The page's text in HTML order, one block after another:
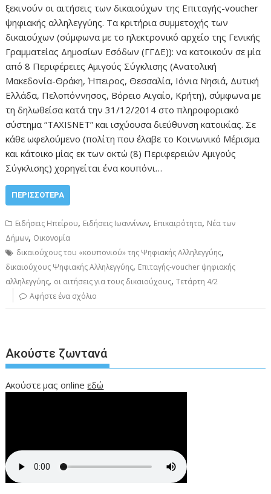
ξεκινούν οι αιτήσεις των δικαιούχων της Επιταγής-voucher
ψηφιακής αλληλεγγύης. Τα κριτήρια συμμετοχής των
δικαιούχων (σύμφωνα με το ηλεκτρονικό αρχείο της Γενικής
Γραμματείας Δημοσίων Εσόδων (ΓΓΔΕ)): να κατοικούν σε μία
από 8 Περιφέρειες Αμιγούς Σύγκλισης (Ανατολική
Μακεδονία-Θράκη, Ήπειρος, Θεσσαλία, Ιόνια Νησιά, Δυτική
Ελλάδα, Πελοπόννησος, Βόρειο Αιγαίο, Κρήτη), σύμφωνα με
τη δηλωθείσα κατά την 31/12/2014 στο πληροφοριακό
σύστημα “TAXISNET” και ισχύουσα διεύθυνση κατοικίας. Σε
κάθε ωφελούμενο (πολίτη που έλαβε το Κοινωνικό Μέρισμα
και κάτοικο μίας εκ των οκτώ (8) Περιφερειών Αμιγούς
Σύγκλισης) χορηγείται ένα κουπόνι…
ΠΕΡΙΣΣΌΤΕΡΑ
Ειδήσεις Ηπείρου, Ειδήσεις Ιωαννίνων, Επικαιρότητα, Νέα των
Δήμων, Οικονομία
δικαιούχους του «κουπονιού» της Ψηφιακής Αλληλεγγύης,
δικαιούχους Ψηφιακής Αλληλεγγύης, Επιταγής-voucher ψηφιακής
αλληλεγγύης, οι αιτήσεις για τους δικαιούχους,Τετάρτη 4/2
Αφήστε ένα σχόλιο
Ακούστε ζωντανά
Ακούστε μας onlineεδώ